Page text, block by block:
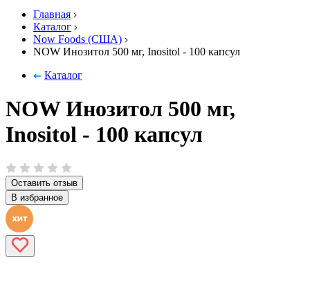
Главная
Каталог
Now Foods (США)
NOW Инозитол 500 мг, Inositol - 100 капсул
Каталог
NOW Инозитол 500 мг,
Inositol - 100 капсул
Оставить отзыв
В избранное